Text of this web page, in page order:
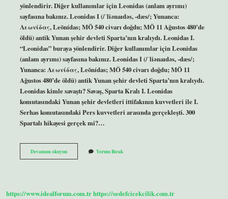
yönlendirir. Diğer kullanımlar için Leonidas (anlam ayrımı)
sayfasına bakınız. Leonidas I (/ˈliənaɪdəs, -dæs/; Yunanca:
Λεωνίδας, Leōnídas; MÖ 540 civarı doğdu; MÖ 11 Ağustos 480’de
öldü) antik Yunan şehir devleti Sparta’nın kralıydı. Leonidas I.
“Leonidas” buraya yönlendirir. Diğer kullanımlar için Leonidas
(anlam ayrımı) sayfasına bakınız. Leonidas I (/ˈliənaɪdəs, -dæs/;
Yunanca: Λεωνίδας, Leōnídas; MÖ 540 civarı doğdu; MÖ 11
Ağustos 480’de öldü) antik Yunan şehir devleti Sparta’nın kralıydı.
Leonidas kimle savaştı? Savaş, Sparta Kralı I. Leonidas
komutasındaki Yunan şehir devletleri ittifakının kuvvetleri ile I.
Serhas komutasındaki Pers kuvvetleri arasında gerçekleşti. 300
Spartalı hikayesi gerçek mi?…
Devamını okuyunTarihte
Leonidas
Yorum Bırak
https://www.idealforum.com.trhttps://sedefcicekcilik.com.tr